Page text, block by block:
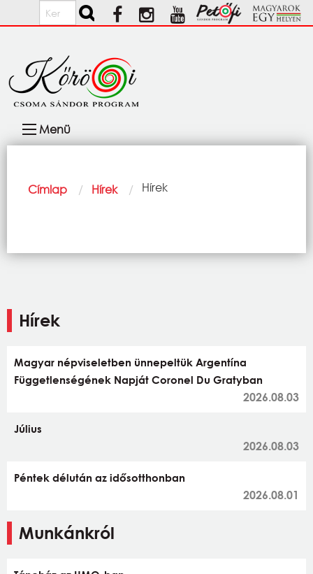
Ugrás a tartalomra
Keresés
navigáció
Menü
Morzsa
Címlap Hírek Current:
Hírek
Hírek
Magyar népviseletben ünnepeltük Argentína
Függetlenségének Napját Coronel Du Gratyban
2026.08.03
Július
2026.08.03
Péntek délután az idősotthonban
2026.08.01
Munkánkról